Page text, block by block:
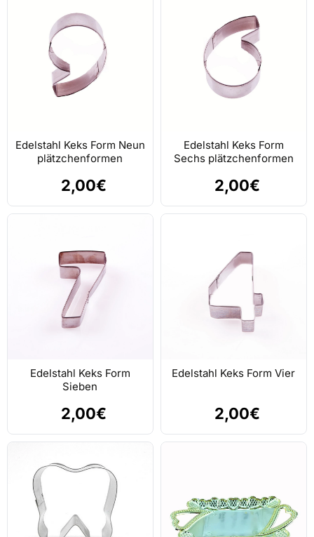
Edelstahl Keks Form Neun
plätzchenformen
2,00€
Edelstahl Keks Form
Sechs plätzchenformen
2,00€
Edelstahl Keks Form
Sieben
2,00€
Edelstahl Keks Form Vier
2,00€